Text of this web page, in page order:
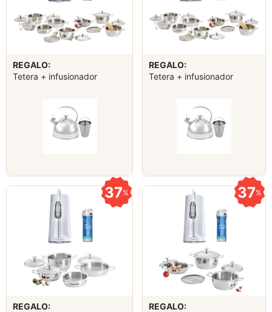
REGALO:
Tetera + infusionador
REGALO:
Tetera + infusionador
37%
REGALO:
37%
REGALO: